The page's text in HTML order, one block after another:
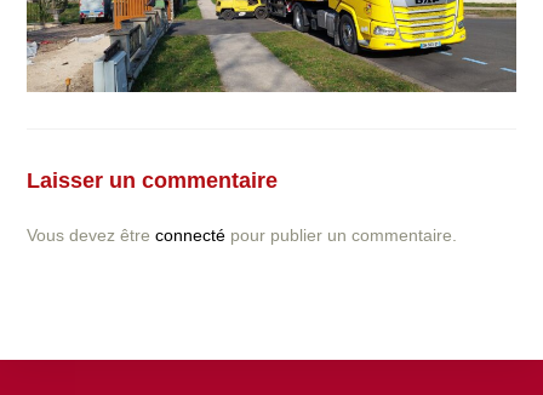
Laisser un commentaire
Vous devez êtreconnecté pour publier un commentaire.
N’hésitez pas à nous contacter ! nous vous proposerons
projet.